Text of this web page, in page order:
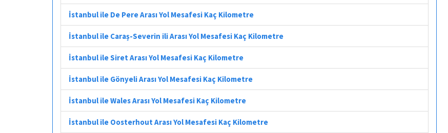
İstanbul ile De Pere Arası Yol Mesafesi Kaç Kilometre
İstanbul ile Caraș-Severin ili Arası Yol Mesafesi Kaç Kilometre
İstanbul ile Siret Arası Yol Mesafesi Kaç Kilometre
İstanbul ile Gönyeli Arası Yol Mesafesi Kaç Kilometre
İstanbul ile Wales Arası Yol Mesafesi Kaç Kilometre
İstanbul ile Oosterhout Arası Yol Mesafesi Kaç Kilometre